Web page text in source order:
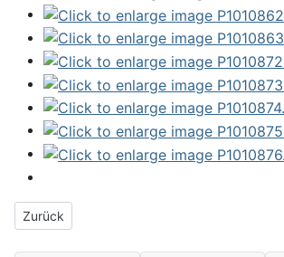
Vorheriger Beitrag: Was für ein Leben
Zurück